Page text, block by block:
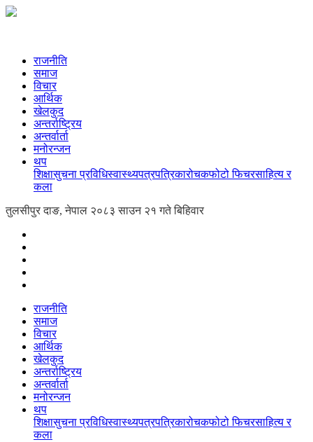
राजनीति
समाज
विचार
आर्थिक
खेलकुद
अन्तर्राष्ट्रिय
अन्तर्वार्ता
मनोरन्जन
थप
शिक्षासुचना प्रविधिस्वास्थ्यपत्रपत्रिकारोचकफोटो फिचरसाहित्य र
कला
तुलसीपुर दाङ, नेपाल २०८३ साउन २१ गते बिहिवार
राजनीति
समाज
विचार
आर्थिक
खेलकुद
अन्तर्राष्ट्रिय
अन्तर्वार्ता
मनोरन्जन
थप
शिक्षासुचना प्रविधिस्वास्थ्यपत्रपत्रिकारोचकफोटो फिचरसाहित्य र
कला